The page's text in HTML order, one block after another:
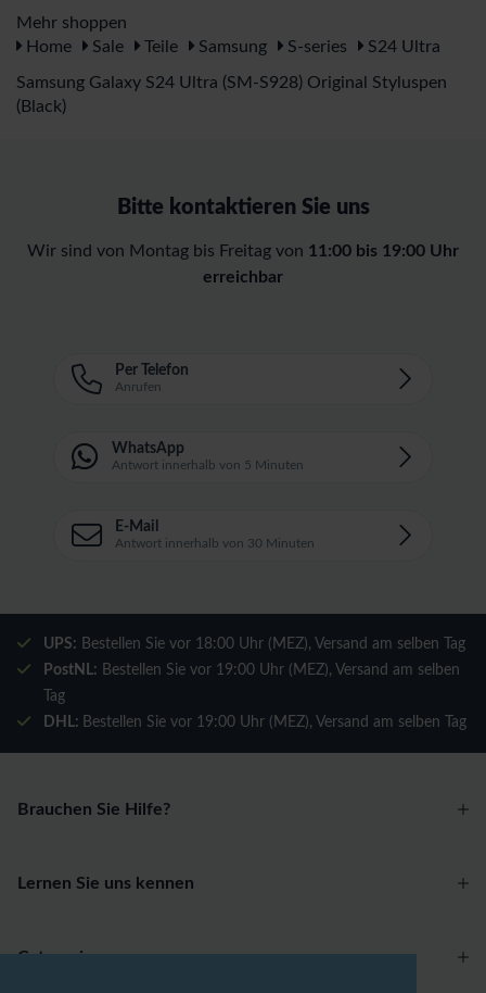
Mehr shoppen
Home
Sale Teile Samsung S-series S24 Ultra
Samsung Galaxy S24 Ultra (SM-S928) Original Styluspen
(Black)
Bitte kontaktieren Sie uns
Wir sind von Montag bis Freitag von 11:00 bis 19:00 Uhr
erreichbar
Per Telefon
Anrufen
WhatsApp
Antwort innerhalb von 5 Minuten
E-Mail
Antwort innerhalb von 30 Minuten
UPS: Bestellen Sie vor 18:00 Uhr (MEZ), Versand am selben Tag
PostNL: Bestellen Sie vor 19:00 Uhr (MEZ), Versand am selben
Tag
DHL: Bestellen Sie vor 19:00 Uhr (MEZ), Versand am selben Tag
Brauchen Sie Hilfe?
Lernen Sie uns kennen
Categories